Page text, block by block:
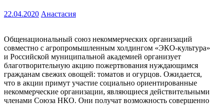
22.04.2020 Анастасия
Общенациональный союз некоммерческих организаций
совместно с агропромышленным холдингом «ЭКО-культура»
и Российской муниципальной академией организует
благотворительную акцию пожертвования нуждающимся
гражданам свежих овощей: томатов и огурцов. Ожидается,
что в акции примут участие социально ориентированные
некоммерческие организации, являющиеся действительными
членами Союза НКО. Они получат возможность совершенно